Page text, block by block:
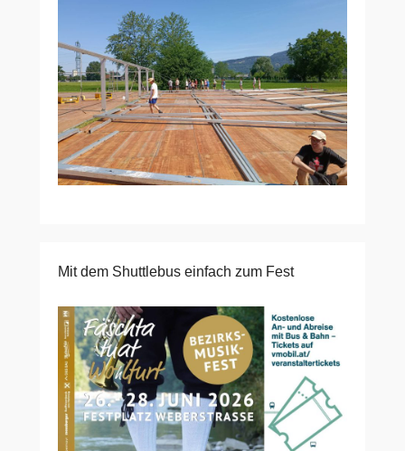
Mit dem Shuttlebus einfach zum Fest